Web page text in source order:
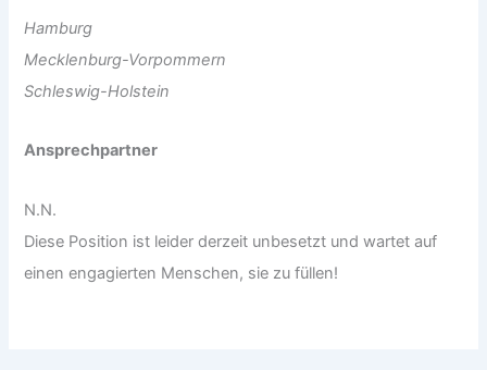
Hamburg
Mecklenburg-Vorpommern
Schleswig-Holstein
Ansprechpartner
N.N.
Diese Position ist leider derzeit unbesetzt und wartet auf
einen engagierten Menschen, sie zu füllen!